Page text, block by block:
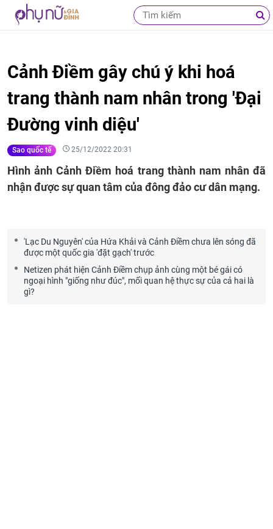
Cảnh Điềm gây chú ý khi hoá
trang thành nam nhân trong 'Đại
Đường vinh diệu'
Sao quốc tế 25/12/2022 20:31
Hình ảnh Cảnh Điềm hoá trang thành nam nhân đã
nhận được sự quan tâm của đông đảo cư dân mạng.
'Lạc Du Nguyên' của Hứa Khải và Cảnh Điềm chưa lên sóng đã
được một quốc gia 'đặt gạch' trước
Netizen phát hiện Cảnh Điềm chụp ảnh cùng một bé gái có
ngoại hình "giống như đúc", mối quan hệ thực sự của cả hai là
gì?